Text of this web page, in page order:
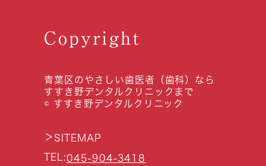
Copyright
青葉区のやさしい歯医者（歯科）なら
すすき野デンタルクリニックまで
© すすき野デンタルクリニック
＞ SITEMAP
TEL:045-904-3418